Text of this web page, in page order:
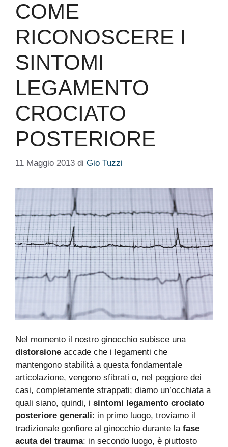
COME
RICONOSCERE I
SINTOMI
LEGAMENTO
CROCIATO
POSTERIORE
11 Maggio 2013 di Gio Tuzzi
Nel momento il nostro ginocchio subisce una
distorsione accade che i legamenti che
mantengono stabilità a questa fondamentale
articolazione, vengono sfibrati o, nel peggiore dei
casi, completamente strappati; diamo un’occhiata a
quali siano, quindi, i sintomi legamento crociato
posteriore generali: in primo luogo, troviamo il
tradizionale gonfiore al ginocchio durante lafase
acuta del trauma: in secondo luogo, è piuttosto